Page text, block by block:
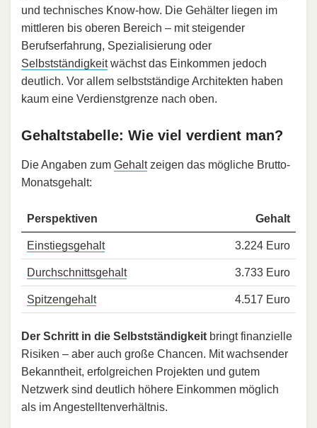
und technisches Know-how. Die Gehälter liegen im
mittleren bis oberen Bereich – mit steigender
Berufserfahrung, Spezialisierung oder
Selbstständigkeitwächst das Einkommen jedoch
deutlich. Vor allem selbstständige Architekten haben
kaum eine Verdienstgrenze nach oben.
Gehaltstabelle: Wie viel verdient man?
Die Angaben zum Gehaltzeigen das mögliche Brutto-
Monatsgehalt:
Perspektiven Gehalt
Einstiegsgehalt 3.224 Euro
Durchschnittsgehalt 3.733 Euro
Spitzengehalt 4.517 Euro
Der Schritt in die Selbstständigkeit bringt finanzielle
Risiken – aber auch große Chancen. Mit wachsender
Bekanntheit, erfolgreichen Projekten und gutem
Netzwerk sind deutlich höhere Einkommen möglich
als im Angestelltenverhältnis.